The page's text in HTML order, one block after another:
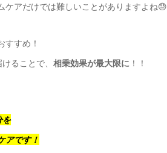
ケアだけでは難しいことがありますよね😓
すめ！
ることで、 相乗効果が最大限に ！！
を
アです！